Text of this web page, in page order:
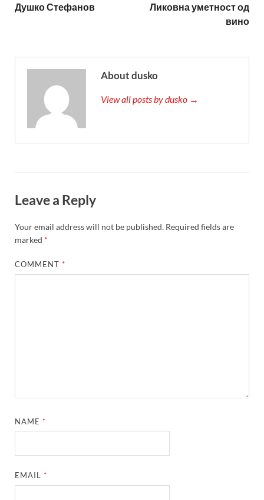
Душко Стефанов
Ликовна уметност од
вино
About dusko
View all posts by dusko →
Leave a Reply
Your email address will not be published. Required fields are
marked *
COMMENT*
NAME*
EMAIL*